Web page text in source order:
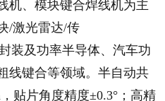
机、模块键合焊线机为主
/激光雷达/传
装及功率半导体、汽车功
线键合等领域。半自动共
贴片角度精度±0.3°；高精